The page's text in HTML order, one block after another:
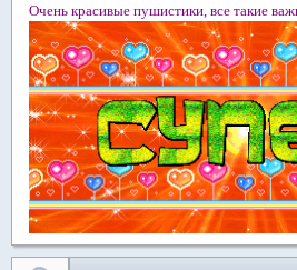
Очень красивые пушистики, все такие